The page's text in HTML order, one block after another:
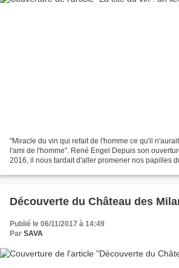
"Miracle du vin qui refait de l'homme ce qu'il
l'ami de l'homme". René Engel Depuis son
2016, il nous tardait d'aller promener nos papilles
Découverte du Château des
Publié le 06/11/2017 à 14:49
Par SAVA